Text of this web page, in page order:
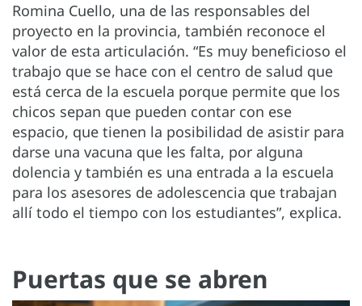
Romina Cuello, una de las responsables del
proyecto en la provincia, también reconoce el
valor de esta articulación. “Es muy beneficioso el
trabajo que se hace con el centro de salud que
está cerca de la escuela porque permite que los
chicos sepan que pueden contar con ese
espacio, que tienen la posibilidad de asistir para
darse una vacuna que les falta, por alguna
dolencia y también es una entrada a la escuela
para los asesores de adolescencia que trabajan
allí todo el tiempo con los estudiantes”, explica.
Puertas que se abren